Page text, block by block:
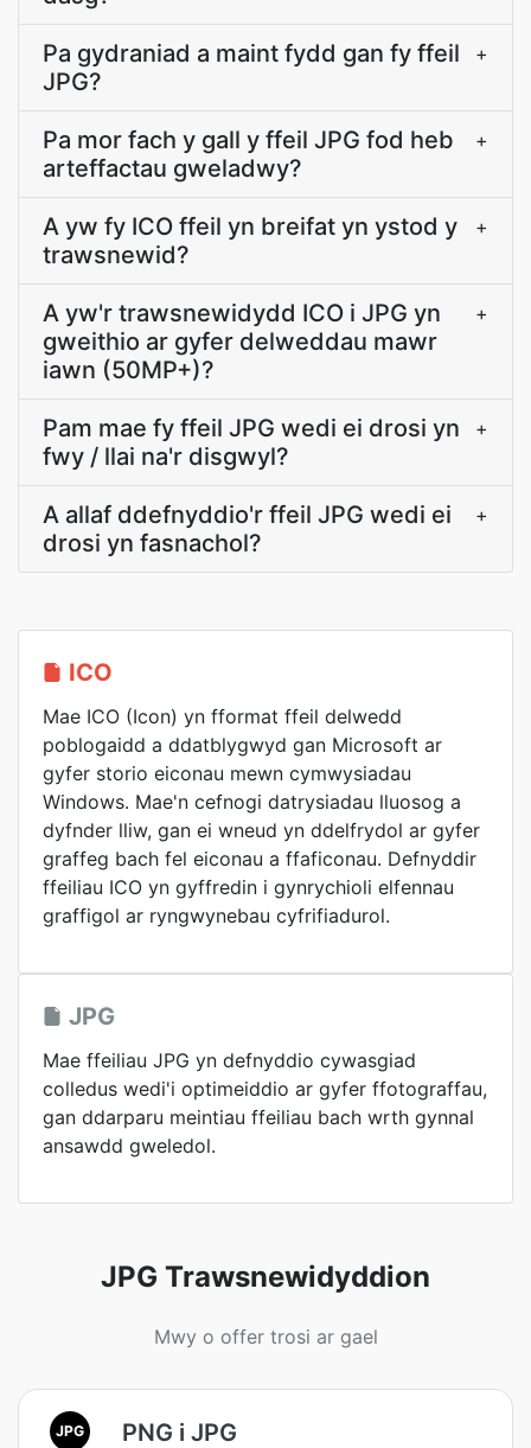
Pa gydraniad a maint fydd gan fy ffeil
JPG?
+
Pa mor fach y gall y ffeil JPG fod heb
arteffactau gweladwy?
+
A yw fy ICO ffeil yn breifat yn ystod y
trawsnewid?
+
A yw'r trawsnewidydd ICO i JPG yn
gweithio ar gyfer delweddau mawr
iawn (50MP+)?
+
Pam mae fy ffeil JPG wedi ei drosi yn
fwy / llai na'r disgwyl?
+
A allaf ddefnyddio'r ffeil JPG wedi ei
drosi yn fasnachol?
+
ICO
Mae ICO (Icon) yn fformat ffeil delwedd
poblogaidd a ddatblygwyd gan Microsoft ar
gyfer storio eiconau mewn cymwysiadau
Windows. Mae'n cefnogi datrysiadau lluosog a
dyfnder lliw, gan ei wneud yn ddelfrydol ar gyfer
graffeg bach fel eiconau a ffaficonau. Defnyddir
ffeiliau ICO yn gyffredin i gynrychioli elfennau
graffigol ar ryngwynebau cyfrifiadurol.
JPG
Mae ffeiliau JPG yn defnyddio cywasgiad
colledus wedi'i optimeiddio ar gyfer ffotograffau,
gan ddarparu meintiau ffeiliau bach wrth gynnal
ansawdd gweledol.
JPG Trawsnewidyddion
Mwy o offer trosi ar gael
JPG PNG i JPG